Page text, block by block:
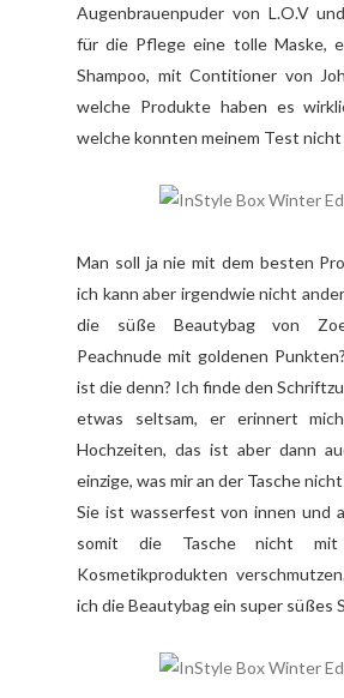
Augenbrauenpuder von L.O.V
für die Pflege eine tolle Maske,
Shampoo, mit Contitioner von
welche Produkte haben es
welche konnten meinem Test
Man soll ja nie mit dem besten
ich kann aber irgendwie nicht
die süße Beautybag von
Peachnude mit goldenen
ist die denn? Ich finde den
etwas seltsam, er erinnert
Hochzeiten, das ist aber dann
einzige, was mir an der Tasche
Sie ist wasserfest von innen und
somit die Tasche nicht mit
Kosmetikprodukten
ich die Beautybag ein super süßes